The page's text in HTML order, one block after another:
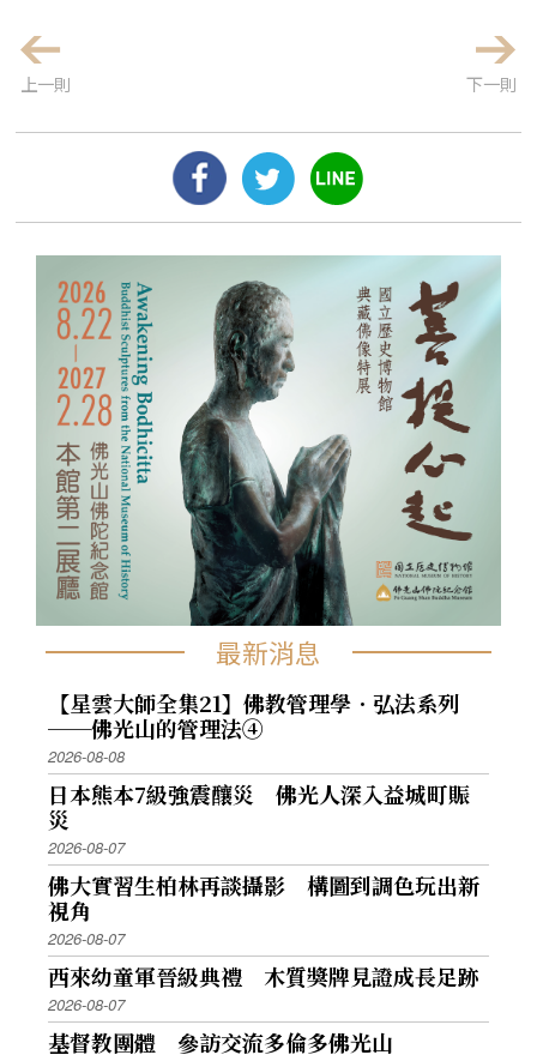
上一則 下一則
最新消息
【星雲大師全集21】佛教管理學．弘法系列
──佛光山的管理法④
2026-08-08
日本熊本7級強震釀災 佛光人深入益城町賑
災
2026-08-07
佛大實習生柏林再談攝影 構圖到調色玩出新
視角
2026-08-07
西來幼童軍晉級典禮 木質獎牌見證成長足跡
2026-08-07
基督教團體 參訪交流多倫多佛光山